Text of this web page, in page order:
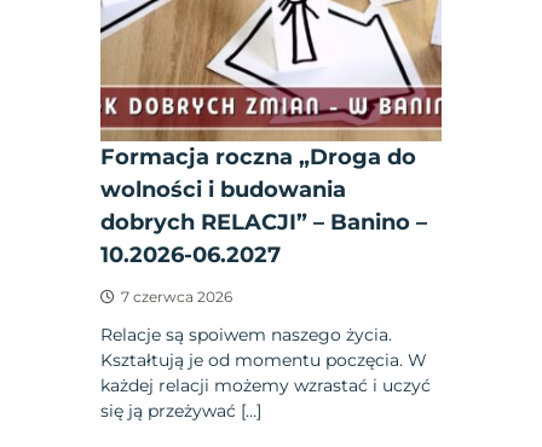
Formacja roczna „Droga do
wolności i budowania
dobrych RELACJI” – Banino –
10.2026-06.2027
7 czerwca 2026
Relacje są spoiwem naszego życia.
Kształtują je od momentu poczęcia. W
każdej relacji możemy wzrastać i uczyć
się ją przeżywać […]